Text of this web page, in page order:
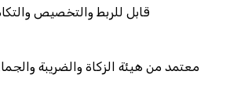
قابل للربط
معتمد من هيئة الزكاة